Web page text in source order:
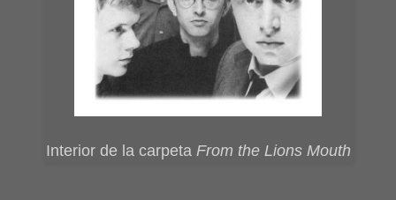
Interior de la carpeta From the Lions Mouth